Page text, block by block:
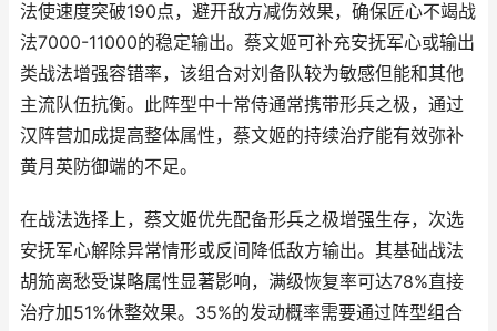
法使速度突破190点，避开敌方减伤效果，确保匠心不竭战
法7000-11000的稳定输出。蔡文姬可补充安抚军心或输出
类战法增强容错率，该组合对刘备队较为敏感但能和其他
主流队伍抗衡。此阵型中十常侍通常携带形兵之极，通过
汉阵营加成提高整体属性，蔡文姬的持续治疗能有效弥补
黄月英防御端的不足。
在战法选择上，蔡文姬优先配备形兵之极增强生存，次选
安抚军心解除异常情形或反间降低敌方输出。其基础战法
胡笳离愁受谋略属性显著影响，满级恢复率可达78%直接
治疗加51%休整效果。35%的发动概率需要通过阵型组合